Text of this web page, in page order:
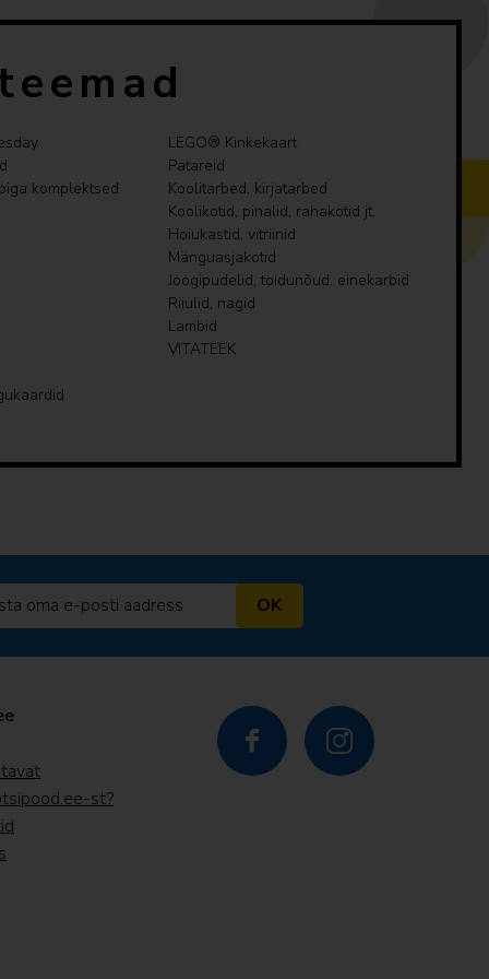
Lapsed saavad salvestada komplekte,
lõbu ja seiklusi, liites selle rongikomplekti teiste
komplektidega (müüakse eraldi)
osalisse LEGO® City mängukomplekti kuuluv
cm kõrge, 16 cm pikk ja 6 cm lai
komplektsed
LEGO® Kinkekaart
Patareid
Koolitarbed, kirjatarbed
Koolikotid, pinalid, rahakotid jt.
Hoiukastid, vitriinid
Mänguasjakotid
Joogipudelid, toidunõud, einekarbid
Riiulid, nagid
Lambid
VITATEEK
OK
st?
 